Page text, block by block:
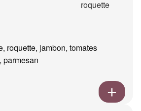
roquette, jambon, tomates
parmesan